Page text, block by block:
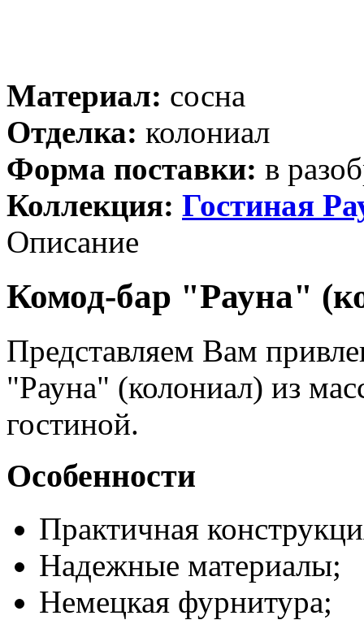
Материал: сосна
Отделка: колониал
Форма поставки: в
Коллекция: Гостиная
Описание
Комод-бар "Рауна"
Представляем Вам
"Рауна" (колониал) из
гостиной.
Особенности
Практичная
Надежные материалы;
Немецкая фурнитура;